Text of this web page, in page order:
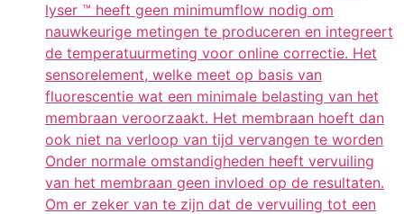
lyser ™ heeft geen minimumflow nodig om
nauwkeurige metingen te produceren en integreert
de temperatuurmeting voor online correctie. Het
sensorelement, welke meet op basis van
fluorescentie wat een minimale belasting van het
membraan veroorzaakt. Het membraan hoeft dan
ook niet na verloop van tijd vervangen te worden
Onder normale omstandigheden heeft vervuiling
van het membraan geen invloed op de resultaten.
Om er zeker van te zijn dat de vervuiling tot een